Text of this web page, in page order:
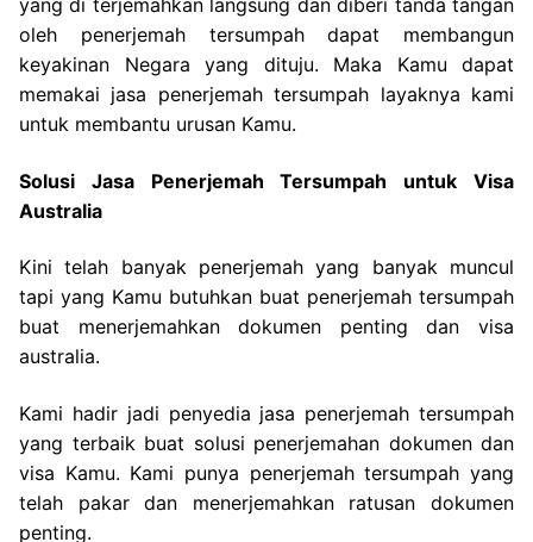
oleh penerjemah tersumpah dapat membangun
keyakinan Negara yang dituju. Maka Kamu dapat
memakai jasa penerjemah tersumpah layaknya kami
untuk membantu urusan Kamu.
Solusi Jasa Penerjemah Tersumpah untuk Visa
Australia
Kini telah banyak penerjemah yang banyak muncul
tapi yang Kamu butuhkan buat penerjemah tersumpah
buat menerjemahkan dokumen penting dan visa
australia.
Kami hadir jadi penyedia jasa penerjemah tersumpah
yang terbaik buat solusi penerjemahan dokumen dan
visa Kamu. Kami punya penerjemah tersumpah yang
telah pakar dan menerjemahkan ratusan dokumen
penting.